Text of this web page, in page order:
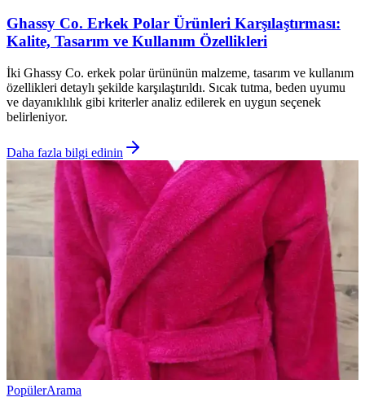
Ghassy Co. Erkek Polar Ürünleri Karşılaştırması:
Kalite, Tasarım ve Kullanım Özellikleri
İki Ghassy Co. erkek polar ürününün malzeme, tasarım ve kullanım
özellikleri detaylı şekilde karşılaştırıldı. Sıcak tutma, beden uyumu
ve dayanıklılık gibi kriterler analiz edilerek en uygun seçenek
belirleniyor.
Daha fazla bilgi edinin
PopülerArama